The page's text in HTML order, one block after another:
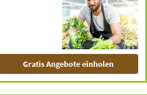
Gratis Angebote einholen